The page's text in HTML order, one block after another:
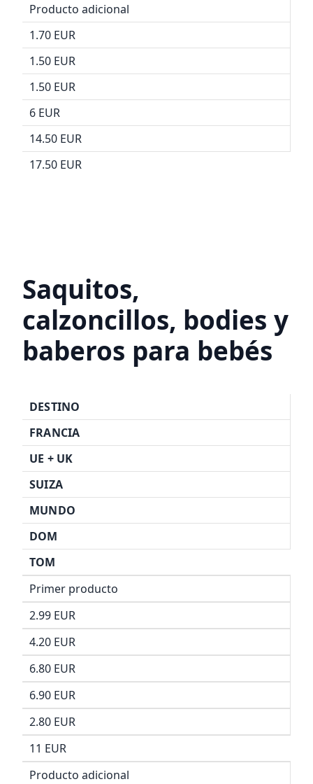
Producto adicional
1.70 EUR
1.50 EUR
1.50 EUR
6 EUR
14.50 EUR
17.50 EUR
Saquitos,
calzoncillos, bodies y
baberos para bebés
DESTINO
FRANCIA
UE + UK
SUIZA
MUNDO
DOM
TOM
Primer producto
2.99 EUR
4.20 EUR
6.80 EUR
6.90 EUR
2.80 EUR
11 EUR
Producto adicional